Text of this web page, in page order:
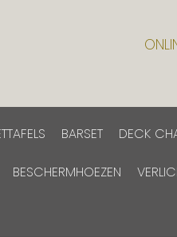
BARSET DECK
BESCHERMHOEZEN